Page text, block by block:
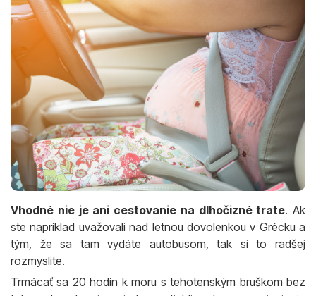
Vhodné nie je ani cestovanie na dlhočizné trate. Ak
ste napríklad uvažovali nad letnou dovolenkou v Grécku a
tým, že sa tam vydáte autobusom, tak si to radšej
rozmyslite.
Trmácať sa 20 hodín k moru s tehotenským bruškom bez